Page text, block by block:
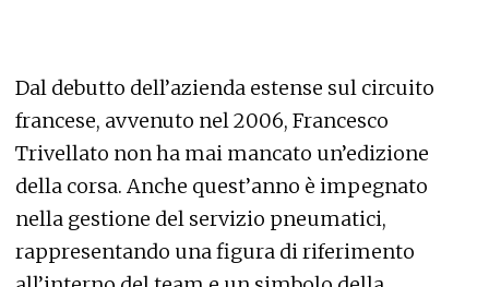
Dal debutto dell’azienda estense sul circuito
francese, avvenuto nel 2006, Francesco
Trivellato non ha mai mancato un’edizione
della corsa. Anche quest’anno è impegnato
nella gestione del servizio pneumatici,
rappresentando una figura di riferimento